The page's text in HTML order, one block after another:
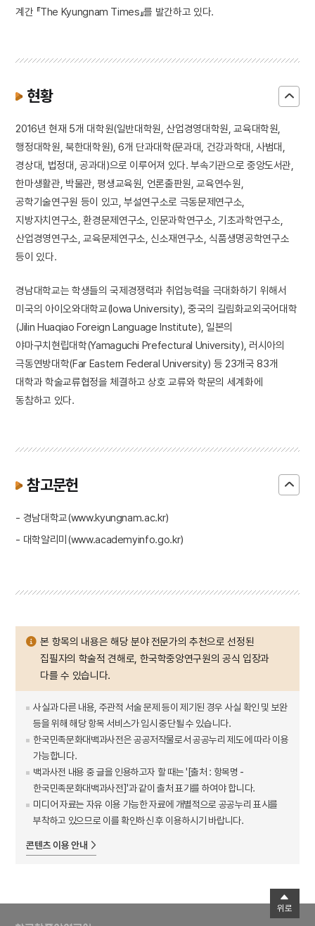
계간 『The Kyungnam Times』를 발간하고 있다.
현황
2016년 현재 5개 대학원(일반대학원, 산업경영대학원, 교육대학원,
행정대학원, 북한대학원), 6개 단과대학(문과대, 건강과학대, 사범대,
경상대, 법정대, 공과대)으로 이루어져 있다. 부속기관으로 중앙도서관,
한마생활관, 박물관, 평생교육원, 언론출판원, 교육연수원,
공학기술연구원 등이 있고, 부설연구소로 극동문제연구소,
지방자치연구소, 환경문제연구소, 인문과학연구소, 기초과학연구소,
산업경영연구소, 교육문제연구소, 신소재연구소, 식품생명공학연구소
등이 있다.
경남대학교는 학생들의 국제경쟁력과 취업능력을 극대화하기 위해서
미국의 아이오와대학교(Iowa University), 중국의 길림화교외국어대학
(Jilin Huaqiao Foreign Language Institute), 일본의
야마구치현립대학(Yamaguchi Prefectural University), 러시아의
극동연방대학(Far Eastern Federal University) 등 23개국 83개
대학과 학술교류협정을 체결하고 상호 교류와 학문의 세계화에
동참하고 있다.
참고문헌
- 경남대학교(www.kyungnam.ac.kr)
- 대학알리미(www.academyinfo.go.kr)
본 항목의 내용은 해당 분야 전문가의 추천으로 선정된
집필자의 학술적 견해로, 한국학중앙연구원의 공식 입장과
다를 수 있습니다.
사실과 다른 내용, 주관적 서술 문제 등이 제기된 경우 사실 확인 및 보완
등을 위해 해당 항목 서비스가 임시 중단될 수 있습니다.
한국민족문화대백과사전은 공공저작물로서 공공누리 제도에 따라 이용
가능합니다.
백과사전 내용 중 글을 인용하고자 할 때는 '[출처 : 항목명 -
한국민족문화대백과사전]'과 같이 출처 표기를 하여야 합니다.
미디어 자료는 자유 이용 가능한 자료에 개별적으로 공공누리 표시를
부착하고 있으므로 이를 확인하신 후 이용하시기 바랍니다.
콘텐츠 이용 안내
위로